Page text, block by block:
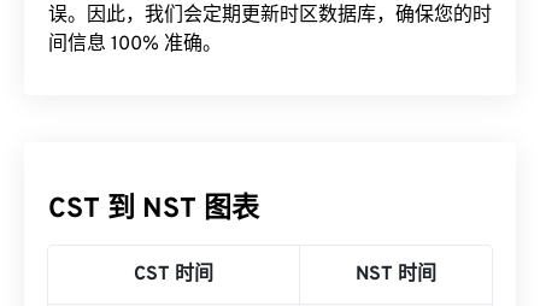
误。因此，我们会定期更新时区数据库，确保您的时
间信息 100% 准确。
CST 到 NST 图表
CST 时间 NST 时间